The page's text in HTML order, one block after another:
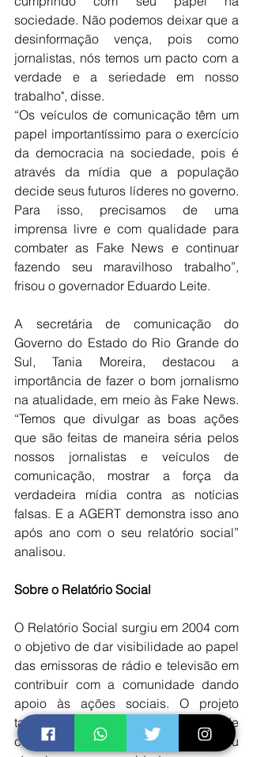
sociedade. Não podemos deixar que a
desinformação vença, pois como
jornalistas, nós temos um pacto com a
verdade e a seriedade em nosso
trabalho", disse.
“Os veículos de comunicação têm um
papel importantíssimo para o exercício
da democracia na sociedade, pois é
através da mídia que a população
decide seus futuros líderes no governo.
Para isso, precisamos de uma
imprensa livre e com qualidade para
combater as Fake News e continuar
fazendo seu maravilhoso trabalho”,
frisou o governador Eduardo Leite.
A secretária de comunicação do
Governo do Estado do Rio Grande do
Sul, Tania Moreira, destacou a
importância de fazer o bom jornalismo
na atualidade, em meio às Fake News.
“Temos que divulgar as boas ações
que são feitas de maneira séria pelos
nossos jornalistas e veículos de
comunicação, mostrar a força da
verdadeira mídia contra as notícias
falsas. E a AGERT demonstra isso ano
após ano com o seu relatório social”
analisou.
Sobre o Relatório Social
O Relatório Social surgiu em 2004 com
o objetivo de dar visibilidade ao papel
das emissoras de rádio e televisão em
contribuir com a comunidade dando
apoio às ações sociais. O projeto
também é uma forma de os veículos de
comunicação aprofundarem seu